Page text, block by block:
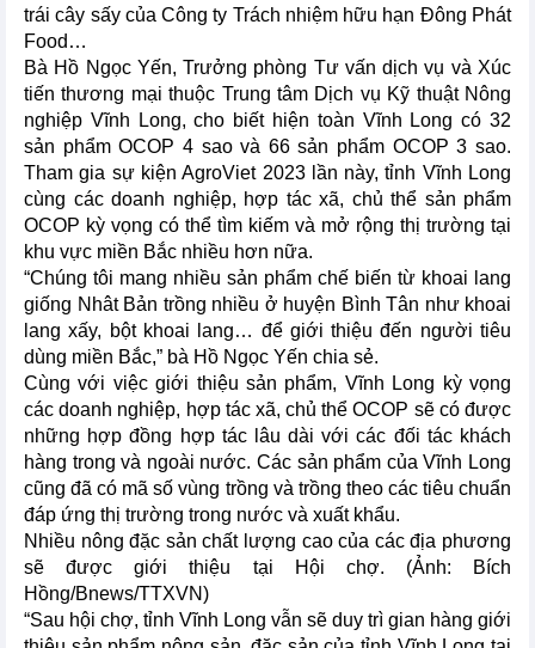
trái cây sấy của Công ty Trách nhiệm hữu hạn Đông Phát
Food…
Bà Hồ Ngọc Yến, Trưởng phòng Tư vấn dịch vụ và Xúc
tiến thương mại thuộc Trung tâm Dịch vụ Kỹ thuật Nông
nghiệp Vĩnh Long, cho biết hiện toàn Vĩnh Long có 32
sản phẩm OCOP 4 sao và 66 sản phẩm OCOP 3 sao.
Tham gia sự kiện AgroViet 2023 lần này, tỉnh Vĩnh Long
cùng các doanh nghiệp, hợp tác xã, chủ thể sản phẩm
OCOP kỳ vọng có thể tìm kiếm và mở rộng thị trường tại
khu vực miền Bắc nhiều hơn nữa.
“Chúng tôi mang nhiều sản phẩm chế biến từ khoai lang
giống Nhât Bản trồng nhiều ở huyện Bình Tân như khoai
lang xấy, bột khoai lang… để giới thiệu đến người tiêu
dùng miền Bắc,” bà Hồ Ngọc Yến chia sẻ.
Cùng với việc giới thiệu sản phẩm, Vĩnh Long kỳ vọng
các doanh nghiệp, hợp tác xã, chủ thể OCOP sẽ có được
những hợp đồng hợp tác lâu dài với các đối tác khách
hàng trong và ngoài nước. Các sản phẩm của Vĩnh Long
cũng đã có mã số vùng trồng và trồng theo các tiêu chuẩn
đáp ứng thị trường trong nước và xuất khẩu.
Nhiều nông đặc sản chất lượng cao của các địa phương
sẽ được giới thiệu tại Hội chợ. (Ảnh: Bích
Hồng/Bnews/TTXVN)
“Sau hội chợ, tỉnh Vĩnh Long vẫn sẽ duy trì gian hàng giới